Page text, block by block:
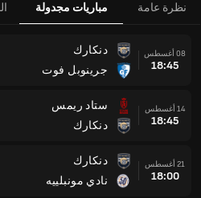
نظرة عامة مباريات مجدولة
08 أغسطس
18:45
دنكارك
جرينوبل فوت
14 أغسطس
18:45
ستاد ريمس
دنكارك
21 أغسطس
18:00
دنكارك
نادي مونبلييه